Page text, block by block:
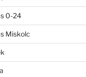
0-24
Miskolc